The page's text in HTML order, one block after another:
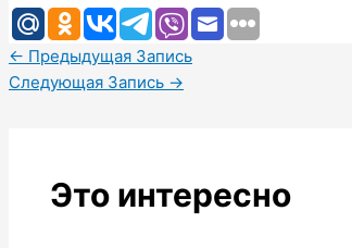
← Предыдущая Запись
Следующая Запись →
Это интересно